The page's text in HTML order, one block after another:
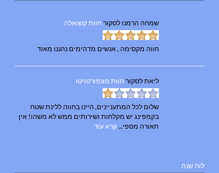
שמחה הרמנו לסקור חוות קשואלה
חווה מקסימה , אנשים מדהימים נהננו מאוד
ליאתלסקור חוות מונפורטויטו
שלום לכל המתעניינים, היינו בחווה ללינת שטח
בקמפינג יש מקלחות ושירותים ממש לא משהו! אין
תאורה מספי...קרא עוד
לוח שנה